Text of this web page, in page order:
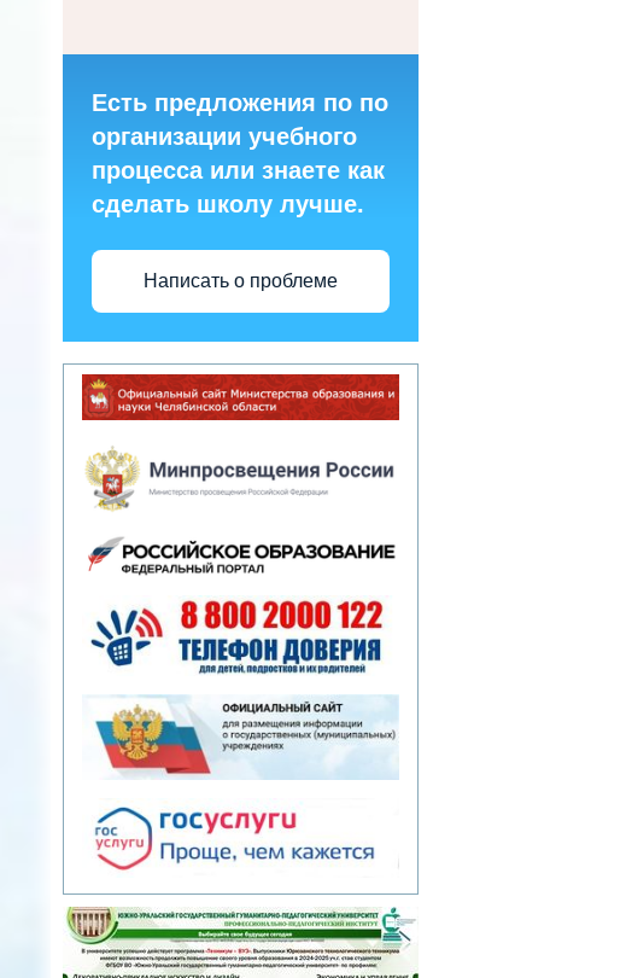
Есть предложения по по
организации учебного
процесса или знаете как
сделать школу лучше.
Написать о проблеме